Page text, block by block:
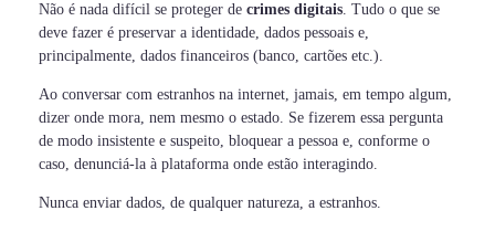
Não é nada difícil se proteger de crimes digitais. Tudo o que se
deve fazer é preservar a identidade, dados pessoais e,
principalmente, dados financeiros (banco, cartões etc.).
Ao conversar com estranhos na internet, jamais, em tempo algum,
dizer onde mora, nem mesmo o estado. Se fizerem essa pergunta
de modo insistente e suspeito, bloquear a pessoa e, conforme o
caso, denunciá-la à plataforma onde estão interagindo.
Nunca enviar dados, de qualquer natureza, a estranhos.